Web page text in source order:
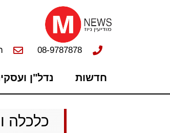
08-9787878
חדשות נדל"ן
כלכלה